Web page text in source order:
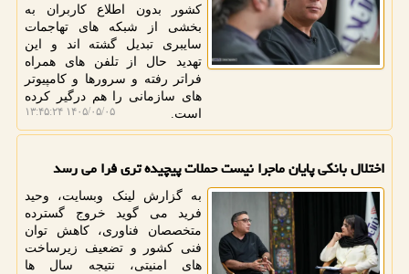
کشور بدون اطلاع کاربران به
بخشی از شبکه های تهاجمات
سایبری تبدیل گشته اند و این
تهدید حال از تلفن های همراه
فراتر رفته و سرورها و کامپیوتر
های سازمانی را هم درگیر کرده
است.
۱۴۰۵/۰۵/۰۵ ۱۳:۴۵:۲۴
اختلال بانکی پایان ماجرا نیست حملات پیچیده تری فرا می رسد
به گزارش لینک وبسایت، وحید
فرید می گوید خروج گسترده
متخصصان فناوری، کاهش توان
فنی کشور و تضعیف زیرساخت
های امنیتی، نتیجه سال ها